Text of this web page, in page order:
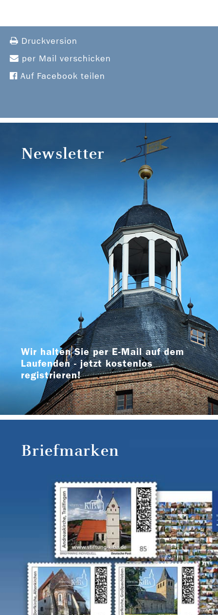
Druckversion
per Mail verschicken
Auf Facebook teilen
Newsletter
Wir halten Sie per E-Mail auf dem
Laufenden - jetzt kostenlos
registrieren!
Briefmarken